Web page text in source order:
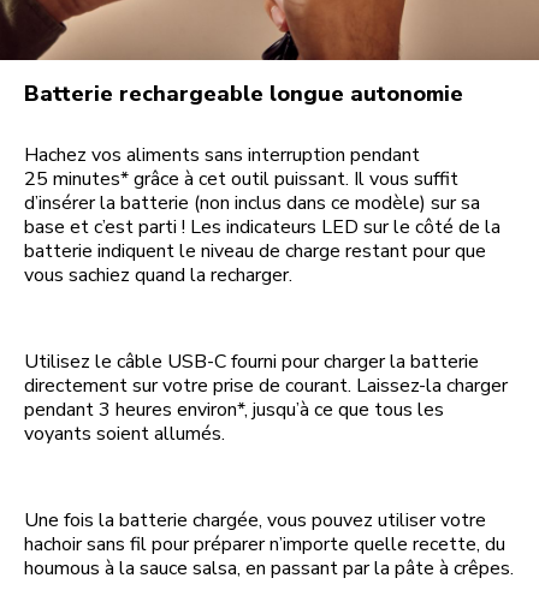
Batterie rechargeable longue autonomie
Hachez vos aliments sans interruption pendant
25 minutes* grâce à cet outil puissant. Il vous suffit
d’insérer la batterie (non inclus dans ce modèle) sur sa
base et c’est parti ! Les indicateurs LED sur le côté de la
batterie indiquent le niveau de charge restant pour que
vous sachiez quand la recharger.
Utilisez le câble USB-C fourni pour charger la batterie
directement sur votre prise de courant. Laissez-la charger
pendant 3 heures environ*, jusqu’à ce que tous les
voyants soient allumés.
Une fois la batterie chargée, vous pouvez utiliser votre
hachoir sans fil pour préparer n’importe quelle recette, du
houmous à la sauce salsa, en passant par la pâte à crêpes.